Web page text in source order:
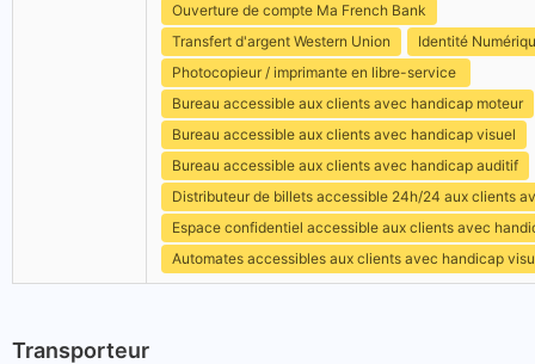
Ouverture de compte Ma French Bank
Transfert d'argent Western Union
Identité
Photocopieur / imprimante en libre-service
Bureau accessible aux clients avec handicap moteur
Bureau accessible aux clients avec handicap visuel
Bureau accessible aux clients avec handicap auditif
Distributeur de billets accessible 24h/24 aux clients
Espace confidentiel accessible aux clients avec
Automates accessibles aux clients avec handicap
Transporteur